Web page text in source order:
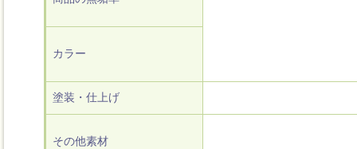
カラー
塗装・仕上げ
その他素材